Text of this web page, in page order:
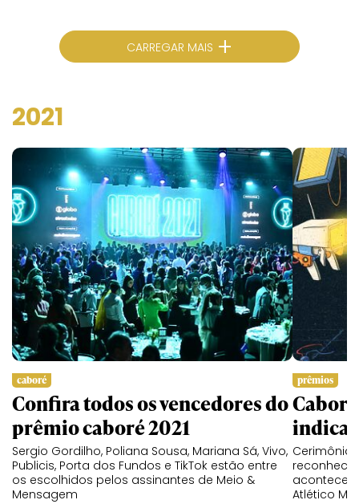
CARREGAR MAIS +
2021
caboré
Confira todos os vencedores do
prêmio caboré 2021
Sergio Gordilho, Poliana Sousa, Mariana Sá, Vivo,
Publicis, Porta dos Fundos e TikTok estão entre
os escolhidos pelos assinantes de Meio &
Mensagem
prêmios
Cerimônia
acontece
Atlético